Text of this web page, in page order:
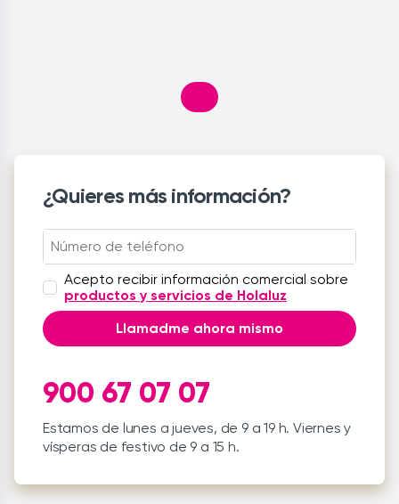
¿Quieres más información?
Acepto recibir información comercial sobre
productos y servicios de Holaluz
Llamadme ahora mismo
900 67 07 07
Estamos de lunes a jueves, de 9 a 19 h. Viernes y
vísperas de festivo de 9 a 15 h.